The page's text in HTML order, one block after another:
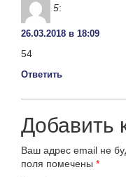
5:
26.03.2018 в 18:09
54
Ответить
Добавить
Ваш адрес email не
поля помечены *